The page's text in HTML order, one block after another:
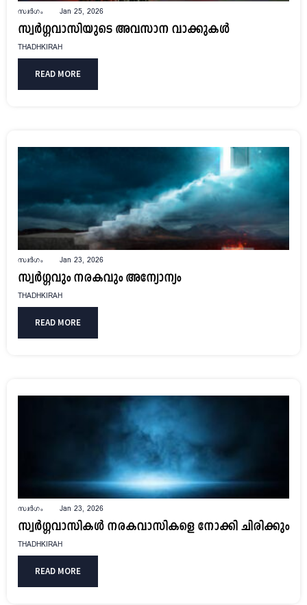
സ്വർഗം Jan 25, 2026
സ്വർഗ്ഗവാസിയുടെ അവസാന വാക്കുകൾ
THADHKIRAH
READ MORE
സ്വർഗം Jan 23, 2026
സ്വർഗ്ഗവും നരകവും അന്യോന്യം
THADHKIRAH
READ MORE
സ്വർഗം Jan 23, 2026
സ്വർഗ്ഗവാസികൾ നരകവാസികളെ നോക്കി ചിരിക്കും
THADHKIRAH
READ MORE